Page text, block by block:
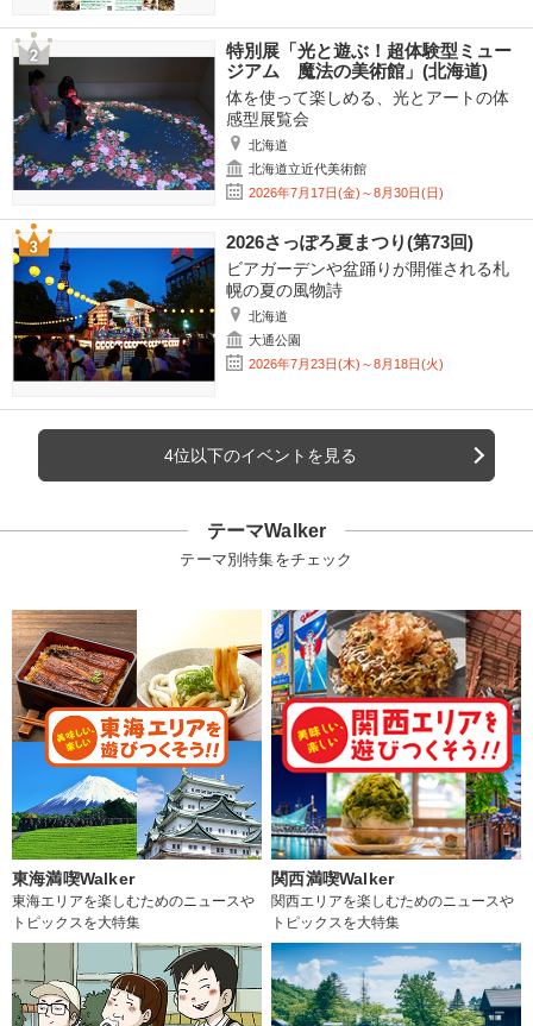
特別展「光と遊ぶ！超体験型ミュー
ジアム 魔法の美術館」(北海道)
体を使って楽しめる、光とアートの体
感型展覧会
北海道
北海道立近代美術館
2026年7月17日(金)～8月30日(日)
2026さっぽろ夏まつり(第73回)
ビアガーデンや盆踊りが開催される札
幌の夏の風物詩
北海道
大通公園
2026年7月23日(木)～8月18日(火)
4位以下のイベントを見る
テーマWalker
テーマ別特集をチェック
東海満喫Walker
東海エリアを楽しむためのニュースや
トピックスを大特集
関西満喫Walker
関西エリアを楽しむためのニュースや
トピックスを大特集